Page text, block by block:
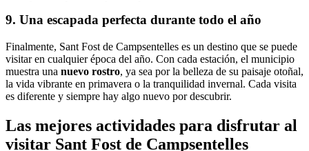
9. Una escapada perfecta durante todo el año
Finalmente, Sant Fost de Campsentelles es un destino que se puede
visitar en cualquier época del año. Con cada estación, el municipio
muestra una nuevo rostro, ya sea por la belleza de su paisaje otoñal,
la vida vibrante en primavera o la tranquilidad invernal. Cada visita
es diferente y siempre hay algo nuevo por descubrir.
Las mejores actividades para disfrutar al
visitar Sant Fost de Campsentelles